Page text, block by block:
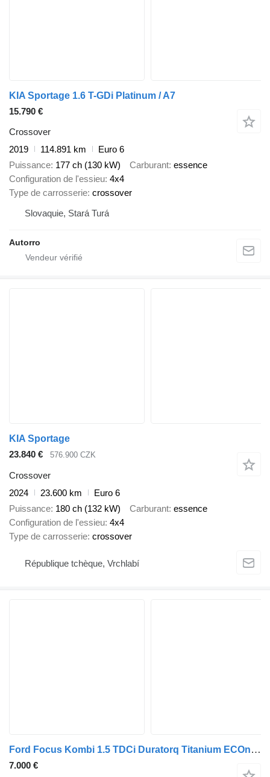
KIA Sportage 1.6 T-GDi Platinum / A7
15.790 €
Crossover
2019
114.891 km
Euro 6
Puissance 177 ch (130 kW) Carburant essence
Configuration de l'essieu 4x4
Type de carrosserie crossover
Slovaquie, Stará Turá
Autorro
KIA Sportage
23.840 €
576.900 CZK
Crossover
2024
23.600 km
Euro 6
Puissance 180 ch (132 kW) Carburant essence
Configuration de l'essieu 4x4
Type de carrosserie crossover
République tchèque, Vrchlabí
Ford Focus Kombi 1.5 TDCi Duratorq Titanium ECOnetic
7.000 €